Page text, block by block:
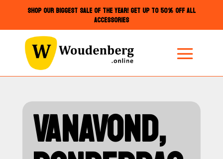
SHOP OUR BIGGEST SALE OF THE YEAR! GET UP TO 50% OFF ALL
ACCESSORIES
VANAVOND,